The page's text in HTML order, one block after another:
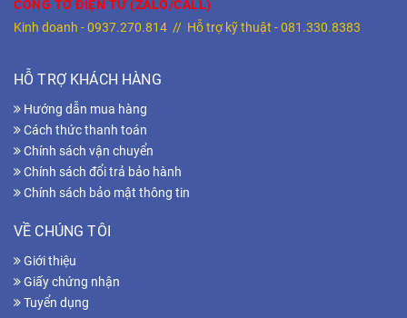
CÔNG TƠ ĐIỆN TỬ (ZALO/CALL)
Kinh doanh -0937.270.814 // Hỗ trợ kỹ thuật -081.330.8383
HỖ TRỢ KHÁCH HÀNG
Hướng dẫn mua hàng
Cách thức thanh toán
Chính sách vận chuyển
Chính sách đổi trả bảo hành
Chính sách bảo mật thông tin
VỀ CHÚNG TÔI
Giới thiệu
Giấy chứng nhận
Tuyển dụng